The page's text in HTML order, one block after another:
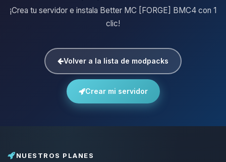
¡Crea tu servidor e instala Better MC [FORGE] BMC4 con 1
clic!
Volver a la lista de modpacks
Crear mi servidor
NUESTROS PLANES